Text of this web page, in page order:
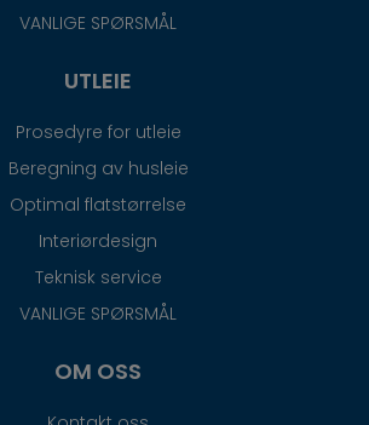
VANLIGE SPØRSMÅL
UTLEIE
Prosedyre for utleie
Beregning av husleie
Optimal flatstørrelse
Interiørdesign
Teknisk service
VANLIGE SPØRSMÅL
OM OSS